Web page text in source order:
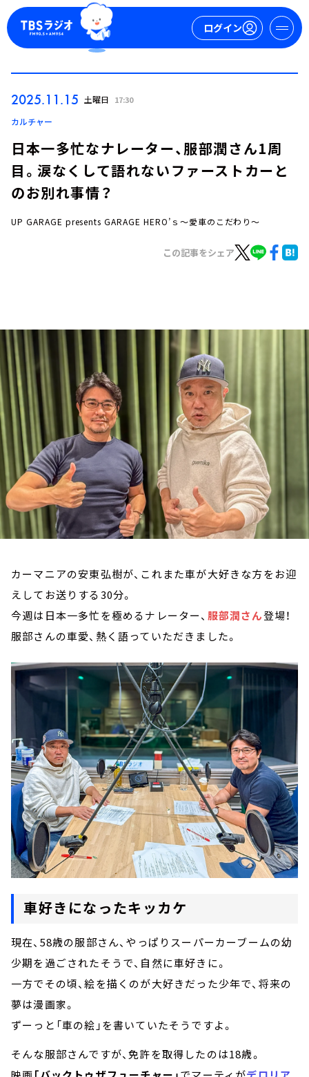
ログイン
イベント・グッズ
YouTube
会社情報
2025.11.15 土曜日 17:30
カルチャー
日本一多忙なナレーター、服部潤さん1周
目。涙なくして語れないファーストカーと
のお別れ事情？
UP GARAGE presents GARAGE HERO’ｓ～愛車のこだわり～
この記事をシェア
カーマニアの安東弘樹が、これまた車が大好きな方をお迎
えしてお送りする30分。
今週は日本一多忙を極めるナレーター、 服部潤さん登場！
服部さんの車愛、熱く語っていただきました。
車好きになったキッカケ
現在、58歳の服部さん、やっぱりスーパーカーブームの幼
少期を過ごされたそうで、自然に車好きに。
一方でその頃、絵を描くのが大好きだった少年で、将来の
夢は漫画家。
ずーっと「車の絵」を書いていたそうですよ。
そんな服部さんですが、免許を取得したのは18歳。